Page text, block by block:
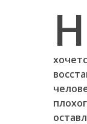
Н